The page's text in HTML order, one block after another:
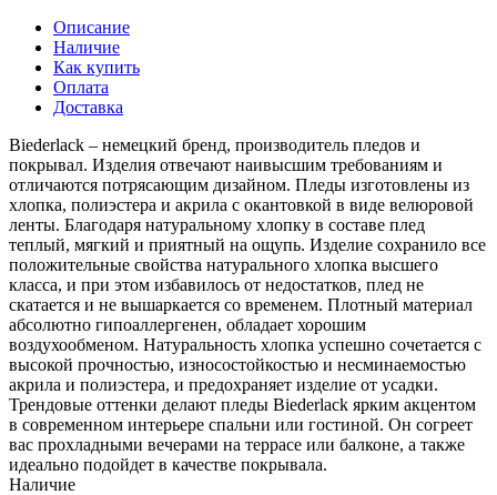
Описание
Наличие
Как купить
Оплата
Доставка
Biederlack – немецкий бренд, производитель пледов и
покрывал. Изделия отвечают наивысшим требованиям и
отличаются потрясающим дизайном. Пледы изготовлены из
хлопка, полиэстера и акрила с окантовкой в виде велюровой
ленты. Благодаря натуральному хлопку в составе плед
теплый, мягкий и приятный на ощупь. Изделие сохранило все
положительные свойства натурального хлопка высшего
класса, и при этом избавилось от недостатков, плед не
скатается и не вышаркается со временем. Плотный материал
абсолютно гипоаллергенен, обладает хорошим
воздухообменом. Натуральность хлопка успешно сочетается с
высокой прочностью, износостойкостью и несминаемостью
акрила и полиэстера, и предохраняет изделие от усадки.
Трендовые оттенки делают пледы Biederlack ярким акцентом
в современном интерьере спальни или гостиной. Он согреет
вас прохладными вечерами на террасе или балконе, а также
идеально подойдет в качестве покрывала.
Наличие